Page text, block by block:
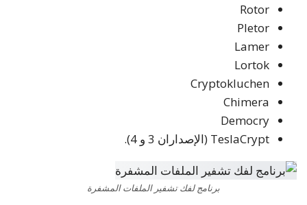
Rotor
Pletor
Lamer
Lortok
Cryptokluchen
Chimera
Democry
TeslaCrypt (الإصداران 3 و 4).
برنامج لفك تشفير الملفات المشفرة